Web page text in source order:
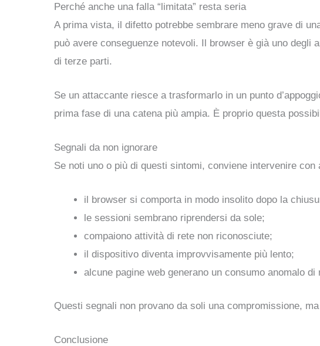
Perché anche una falla “limitata” resta seria
A prima vista, il difetto potrebbe sembrare meno grave di
può avere conseguenze notevoli. Il browser è già uno
di terze parti.
Se un attaccante riesce a trasformarlo in un punto
prima fase di una catena più ampia. È proprio questa
Segnali da non ignorare
Se noti uno o più di questi sintomi, conviene intervenire con
il browser si comporta in modo insolito dopo la
le sessioni sembrano riprendersi da sole;
compaiono attività di rete non riconosciute;
il dispositivo diventa improvvisamente più lento;
alcune pagine web generano un consumo anomalo di
Questi segnali non provano da soli una compromissione,
Conclusione